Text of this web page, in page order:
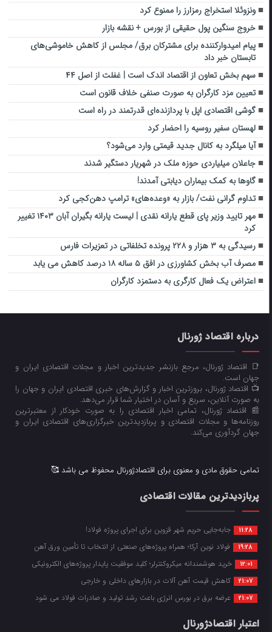
ونزوئلا استخراج رمزارز را ممنوع کرد
خروج سنگین پول حقیقی از بورس + نقشه بازار
پیام امیدوارکننده برای مشترکان برق/ مجلس از کاهش خاموشی‌های
تابستان خبر داد
سهم بخش تعاون از اقتصاد اندک است | غفلت از اصل ۴۴
تعیین مزد کارگران به صورت صنفی خلاف قانون است
گوشی اقتصادی اپل با پردازنده‌ای قدرتمند در راه است
لهستان سفیر روسیه را احضار کرد
آیا میلگرد به کانال جدید قیمتی وارد می‌شود؟
جاعلان میلیاردی حوزه ملک در شهریار دستگیر شدند
گاوها به کمک بیماران دیابتی آمدند!
تداوم گرانی نفت/ بازار به «وعده‌های» ترامپ دهن‌کجی کرد
مهر تایید وزیر پای قطع یارانه نقدی | لیست یارانه بگیران آبان ۱۴۰۳ تغییر
کرد
رسیدگی به ۳ هزار و ۲۲۸ پرونده تخلفاتی در تعزیرات فارس
مصرف آب بخش کشاورزی در افق ۵ ساله ۱۸ درصد کاهش می یابد
اعتراض یک فعال کارگری به دستمزد کارگران
درباره اقتصاد ژورنال
📑 اقتصاد ژورنال، مرجع بازنشر جدیدترین اخبار و مجلات اقتصادی ایران و
جهان است.
📺 اقتصاد ژورنال، بروزترین اخبار و گزارش‌های خبری اقتصادی ایران و جهان را
به صورت آنلاین، سریع و آسان در اختیار شما قرار می‌‌دهد.
📰 اقتصاد ژورنال، تمامی اخبار اقتصادی را به صورت خودکار از معتبرترین
روزنامه‌ها و مجلات اقتصادی و پربازدیدترین خبرگزاری‌های اقتصادی ایران و
جهان گردآوری می‌کند.
تمامی حقوق مادی و معنوی برای اقتصادژورنال محفوظ می باشد 🥰
پربازدیدترین مقالات اقتصادی
11:28 جابه‌جایی حریم شهر قزوین برای اجرای پروژه فولاد!
19:28 فولاد نوین آرکا؛ همراه پروژه‌های صنعتی از انتخاب تا تأمین ورق آهن
12:01 خرید هوشمندانه میکروکنترلر؛ کلید موفقیت پایدار پروژه‌های الکترونیکی
21:07 کاهش قیمت آهن آلات در بازارهای داخلی و خارجی
21:07 عرضه برق در بورس انرژی باعث رشد تولید و صادرات فولاد می شود
اعتبار اقتصادژورنال